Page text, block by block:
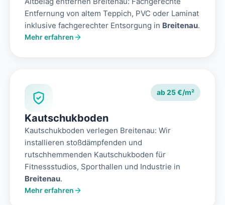
Entfernung von altem Teppich, PVC oder Laminat
inklusive fachgerechter Entsorgung in Breitenau.
Mehr erfahren
ab 25 €/m²
Kautschukboden
Kautschukboden verlegen Breitenau: Wir
installieren stoßdämpfenden und
rutschhemmenden Kautschukboden für
Fitnessstudios, Sporthallen und Industrie in
Breitenau.
Mehr erfahren